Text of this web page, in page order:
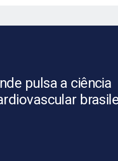
pulsa a ciência